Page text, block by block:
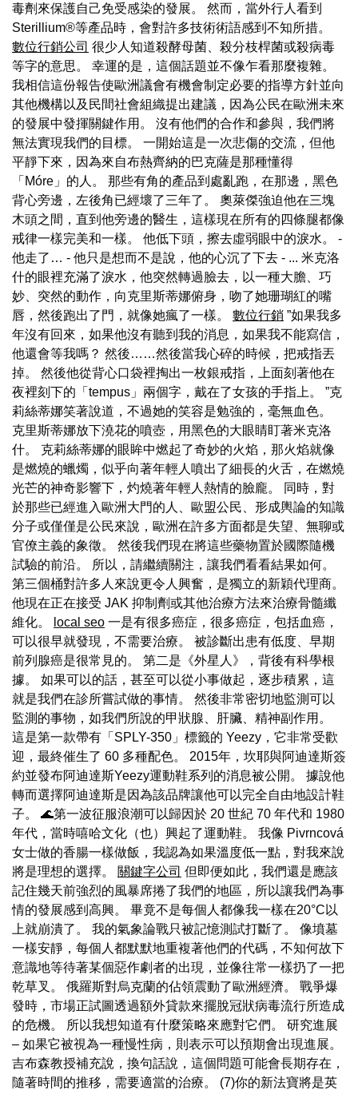
毒劑來保護自己免受感染的發展。 然而，當外行人看到
Sterillium®等產品時，會對許多技術術語感到不知所措。
數位行銷公司 很少人知道殺酵母菌、殺分枝桿菌或殺病毒
等字的意思。 幸運的是，這個話題並不像乍看那麼複雜。
我相信這份報告使歐洲議會有機會制定必要的指導方針並向
其他機構以及民間社會組織提出建議，因為公民在歐洲未來
的發展中發揮關鍵作用。 沒有他們的合作和參與，我們將
無法實現我們的目標。 一開始這是一次悲傷的交流，但他
平靜下來，因為來自布熱齊納的巴克薩是那種懂得
「Móre」的人。 那些有角的產品到處亂跑，在那邊，黑色
背心旁邊，左後角已經壞了三年了。 奧萊傑強迫他在三塊
木頭之間，直到他旁邊的醫生，這樣現在所有的四條腿都像
戒律一樣完美和一樣。 他低下頭，擦去虛弱眼中的淚水。 -
他走了… - 他只是想而不是說，他的心沉了下去 - ... 米克洛
什的眼裡充滿了淚水，他突然轉過臉去，以一種大膽、巧
妙、突然的動作，向克里斯蒂娜俯身，吻了她珊瑚紅的嘴
唇，然後跑出了門，就像她瘋了一樣。 數位行銷 ”如果我多
年沒有回來，如果他沒有聽到我的消息，如果我不能寫信，
他還會等我嗎？ 然後……然後當我心碎的時候，把戒指丟
掉。 然後他從背心口袋裡掏出一枚銀戒指，上面刻著他在
夜裡刻下的「tempus」兩個字，戴在了女孩的手指上。 ”克
莉絲蒂娜笑著說道，不過她的笑容是勉強的，毫無血色。
克里斯蒂娜放下澆花的噴壺，用黑色的大眼睛盯著米克洛
什。 克莉絲蒂娜的眼眸中燃起了奇妙的火焰，那火焰就像
是燃燒的蠟燭，似乎向著年輕人噴出了細長的火舌，在燃燒
光芒的神奇影響下，灼燒著年輕人熱情的臉龐。 同時，對
於那些已經進入歐洲大門的人、歐盟公民、形成輿論的知識
分子或僅僅是公民來說，歐洲在許多方面都是失望、無聊或
官僚主義的象徵。 然後我們現在將這些藥物置於國際隨機
試驗的前沿。 所以，請繼續關注，讓我們看看結果如何。
第三個桶對許多人來說更令人興奮，是獨立的新穎代理商。
他現在正在接受 JAK 抑制劑或其他治療方法來治療骨髓纖
維化。
local seo 一是有很多癌症，很多癌症，包括血癌，
可以很早就發現，不需要治療。 被診斷出患有低度、早期
前列腺癌是很常見的。 第二是《外星人》，背後有科學根
據。 如果可以的話，甚至可以從小事做起，逐步積累，這
就是我們在診所嘗試做的事情。 然後非常密切地監測可以
監測的事物，如我們所說的甲狀腺、肝臟、精神副作用。
這是第一款帶有「SPLY-350」標籤的 Yeezy，它非常受歡
迎，最終催生了 60 多種配色。 2015年，坎耶與阿迪達斯簽
約並發布阿迪達斯Yeezy運動鞋系列的消息被公開。 據說他
轉而選擇阿迪達斯是因為該品牌讓他可以完全自由地設計鞋
子。 🌊第一波征服浪潮可以歸因於 20 世紀 70 年代和 1980
年代，當時嘻哈文化（也）興起了運動鞋。 我像 Pivrncová
女士做的香腸一樣做飯，我認為如果溫度低一點，對我來說
將是理想的選擇。 關鍵字公司 但即便如此，我們還是應該
記住幾天前強烈的風暴席捲了我們的地區，所以讓我們為事
情的發展感到高興。 畢竟不是每個人都像我一樣在20°C以
上就崩潰了。 我的氣象論戰只被記憶測試打斷了。 像墳墓
一樣安靜，每個人都默默地重複著他們的代碼，不知何故下
意識地等待著某個惡作劇者的出現，並像往常一樣扔了一把
乾草叉。 俄羅斯對烏克蘭的佔領震動了歐洲經濟。 戰爭爆
發時，市場正試圖透過額外貸款來擺脫冠狀病毒流行所造成
的危機。 所以我想知道有什麼策略來應對它們。 研究進展
– 如果它被視為一種慢性病，則表示可以預期會出現進展。
吉布森教授補充說，換句話說，這個問題可能會長期存在，
隨著時間的推移，需要適當的治療。 (7)你的新法寶將是英